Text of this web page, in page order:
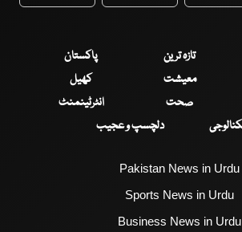
تازہ ترین
پاکستان
معیشت
کھیل
صحت
انٹرٹینمنٹ
دلچسپ و عجیب
Pakistan News in Urdu
Sports News in Urdu
Business News in Urdu